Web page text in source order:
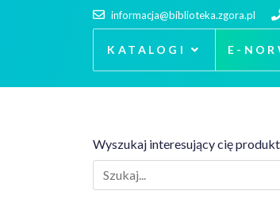
informacja@biblioteka.zgora.pl
KATALOGI E-
Wyszukaj interesujący cię produkt